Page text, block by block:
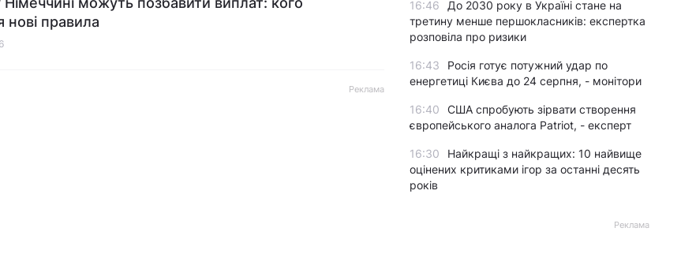
нові правила
Реклама
16:46
До 2030 року в Україні стане на
третину менше першокласників: експертка
розповіла про ризики
16:43
Росія готує потужний удар по
енергетиці Києва до 24 серпня, - монітори
16:40
США спробують зірвати створення
європейського аналога Patriot, - експерт
16:30
Найкращі з найкращих: 10 найвище
оцінених критиками ігор за останні десять
років
Реклама